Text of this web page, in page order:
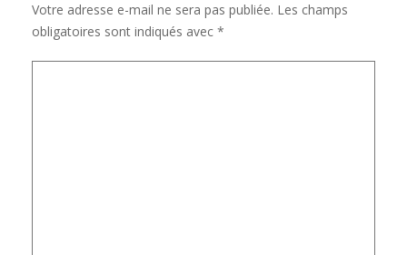
Votre adresse e-mail ne sera pas publiée. Les champs
obligatoires sont indiqués avec *